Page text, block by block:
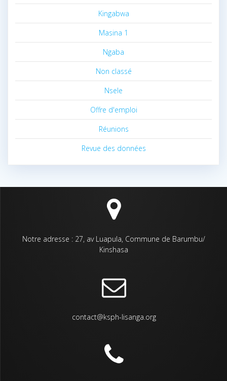
Kingabwa
Masina 1
Ngaba
Non classé
Nsele
Offre d'emploi
Réunions
Revue des données
Notre adresse : 27, av Luapula, Commune de Barumbu/
Kinshasa
contact@ksph-lisanga.org